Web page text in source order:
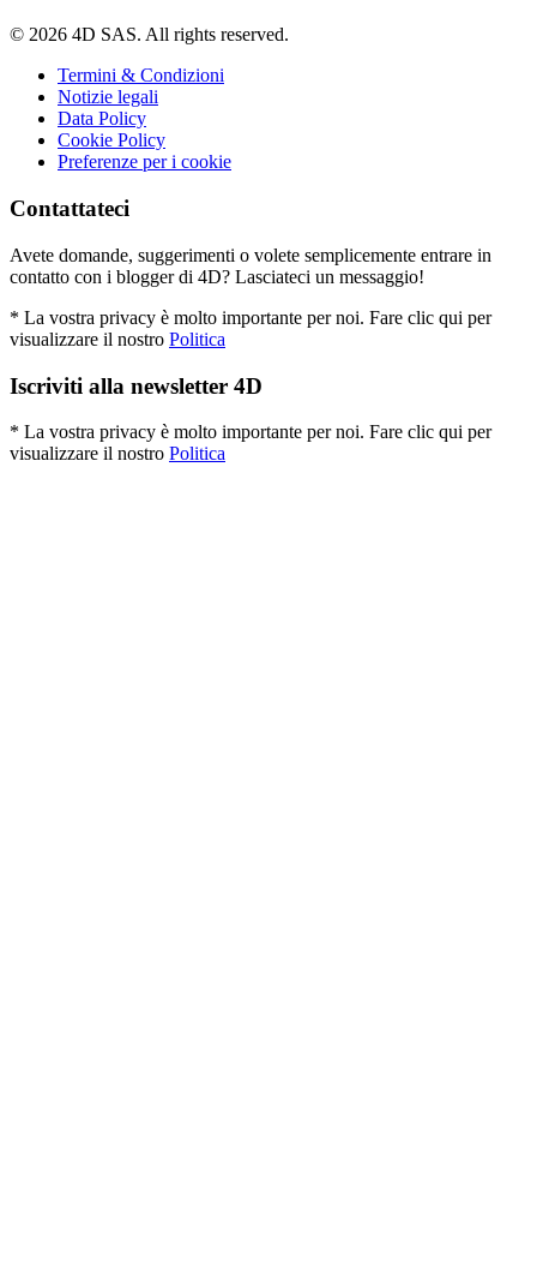
© 2026 4D SAS. All rights reserved.
Termini & Condizioni
Notizie legali
Data Policy
Cookie Policy
Preferenze per i cookie
Contattateci
Avete domande, suggerimenti o volete semplicemente entrare in
contatto con i blogger di 4D? Lasciateci un messaggio!
* La vostra privacy è molto importante per noi. Fare clic qui per
visualizzare il nostro Politica
Iscriviti alla newsletter 4D
* La vostra privacy è molto importante per noi. Fare clic qui per
visualizzare il nostro Politica